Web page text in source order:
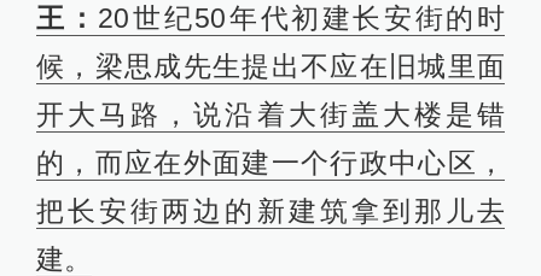
王： 20世纪50年代初建长安街的时
候，梁思成先生提出不应在旧城里面
开大马路，说沿着大街盖大楼是错
的，而应在外面建一个行政中心区，
把长安街两边的新建筑拿到那儿去
建。